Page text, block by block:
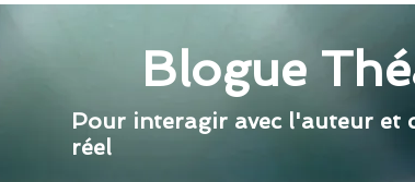
Blogue
Pour interagir avec l'auteur et
réel